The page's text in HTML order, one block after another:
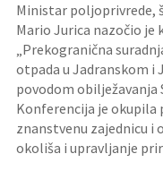
Ministar poljoprivrede,
Mario Jurica nazočio
„Prekogranična
otpada u Jadranskom i
povodom obilježavanja
Konferencija je
znanstvenu zajednicu i
okoliša i upravljanje